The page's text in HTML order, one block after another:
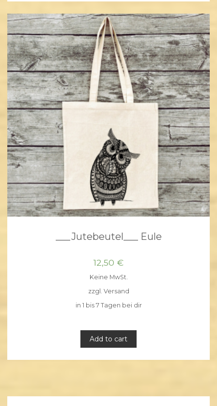
___Jutebeutel___ Eule
12,50 €
Keine MwSt.
zzgl. Versand
in 1 bis 7 Tagen bei dir
Add to cart